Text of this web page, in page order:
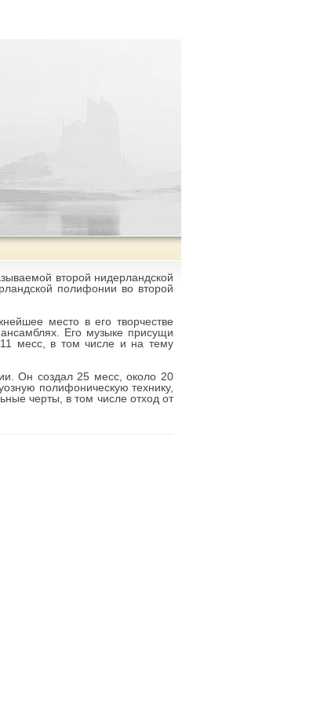
второй нидерландской
полифонии во второй
место в его творчестве
Его музыке присущи
11 месс, в том числе и на тему
Он создал 25 месс, около 20
полифоническую технику,
черты, в том числе отход от